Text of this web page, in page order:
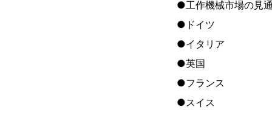
●工作機械市場の見
●ドイツ
●イタリア
●英国
●フランス
●スイス